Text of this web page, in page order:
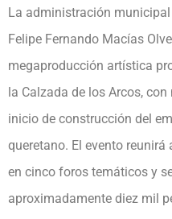
La administración municipal
Felipe Fernando Macías
megaproducción artística
la Calzada de los Arcos,
inicio de construcción del
queretano. El evento
en cinco foros temáticos y
aproximadamente diez mil